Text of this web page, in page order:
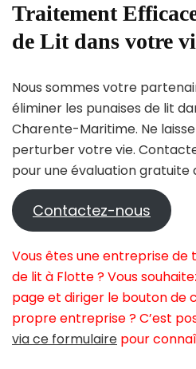
Traitement
de Lit dans votre
Nous sommes votre
éliminer les punaises de lit
Charente-Maritime. Ne
perturber votre vie.
pour une évaluation gratuite
Contactez-nous
Vous êtes une entreprise
de lit à Flotte ? Vous
page et diriger le bouton de
propre entreprise ? C’est
via ce formulaire pour